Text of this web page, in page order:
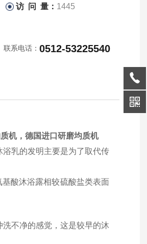
访 问 量： 1445
联系电话：0512-53225540
机，德国进口研磨均质机
浴乳的发明主要是为了取代传
酸沐浴露相较硫酸盐类表面
不净的感觉，这是较早的沐